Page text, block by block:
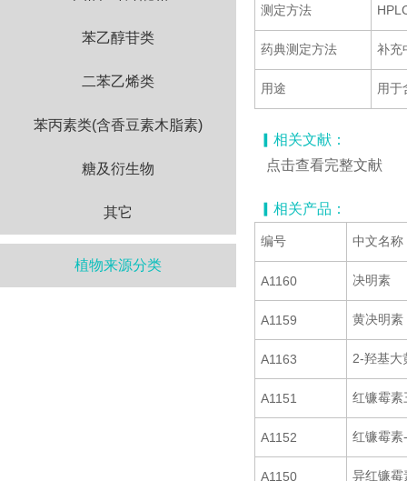
苯乙醇苷类
二苯乙烯类
苯丙素类(含香豆素木脂素)
糖及衍生物
其它
植物来源分类
测定方法
药典测定方法 补充
用途 用于
▎相关文献：
点击查看完整文献
▎相关产品：
编号 中文名称
A1160 决明素
A1159 黄决明素
A1163 2-羟基大
A1151 红镰霉素
A1152 红镰霉
A1150 异红镰霉